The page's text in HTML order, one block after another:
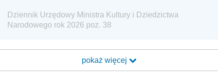
Dziennik Urzędowy Ministra Kultury i Dziedzictwa
Narodowego rok 2026 poz. 38
pokaż więcej